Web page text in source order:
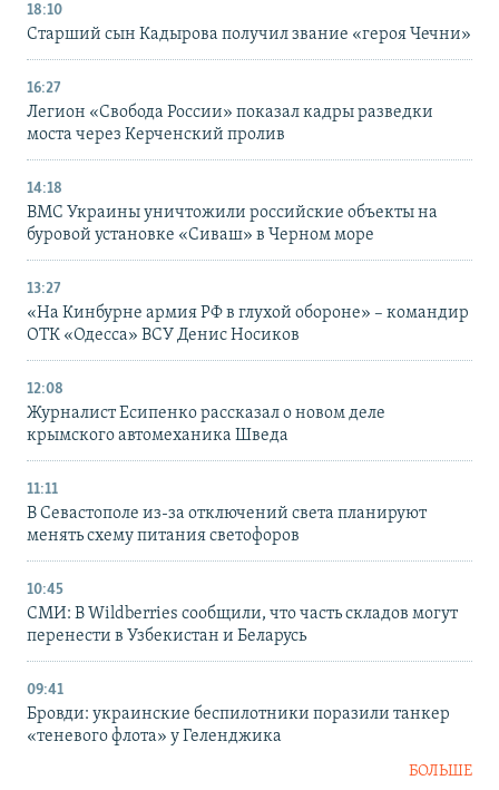
18:10
Старший сын Кадырова получил звание «героя Чечни»
16:27
Легион «Свобода России» показал кадры разведки
моста через Керченский пролив
14:18
ВМС Украины уничтожили российские объекты на
буровой установке «Сиваш» в Черном море
13:27
«На Кинбурне армия РФ в глухой обороне» – командир
ОТК «Одесса» ВСУ Денис Носиков
12:08
Журналист Есипенко рассказал о новом деле
крымского автомеханика Шведа
11:11
В Севастополе из-за отключений света планируют
менять схему питания светофоров
10:45
СМИ: В Wildberries сообщили, что часть складов могут
перенести в Узбекистан и Беларусь
09:41
Бровди: украинские беспилотники поразили танкер
«теневого флота» у Геленджика
БОЛЬШЕ